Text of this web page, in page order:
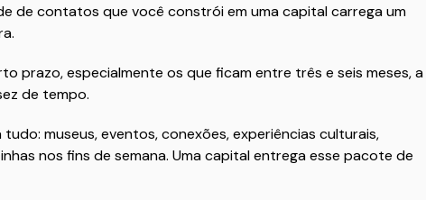
de contatos que você constrói em uma capital carrega um
prazo, especialmente os que ficam entre três e seis meses, a
de tempo.
museus, eventos, conexões, experiências culturais,
nos fins de semana. Uma capital entrega esse pacote de